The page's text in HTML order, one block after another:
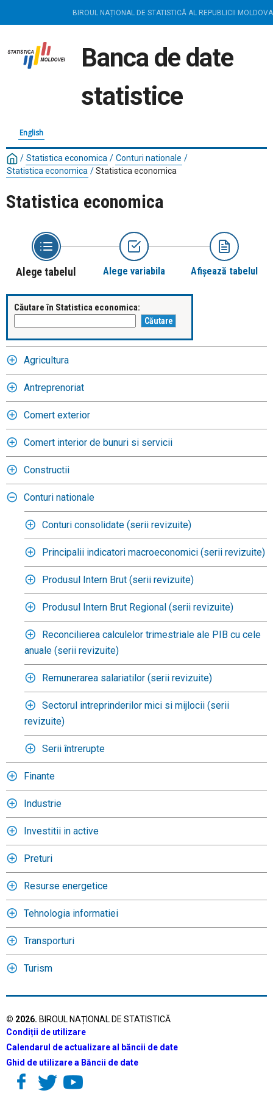
BIROUL NAȚIONAL DE STATISTICĂ AL REPUBLICII MOLDOVA
Banca de date
statistice
English
/ Statistica economica / Conturi nationale /
Statistica economica /Statistica economica
Statistica economica
Alege tabelul Alege variabila Afișează tabelul
Căutare în Statistica economica:
Agricultura
Antreprenoriat
Comert exterior
Comert interior de bunuri si servicii
Constructii
Conturi nationale
Conturi consolidate (serii revizuite)
Principalii indicatori macroeconomici (serii revizuite)
Produsul Intern Brut (serii revizuite)
Produsul Intern Brut Regional (serii revizuite)
Reconcilierea calculelor trimestriale ale PIB cu cele
anuale (serii revizuite)
Remunerarea salariatilor (serii revizuite)
Sectorul intreprinderilor mici si mijlocii (serii
revizuite)
Serii întrerupte
Finante
Industrie
Investitii in active
Preturi
Resurse energetice
Tehnologia informatiei
Transporturi
Turism
© 2026. BIROUL NAȚIONAL DE STATISTICĂ
Condiții de utilizare
Calendarul de actualizare al băncii de date
Ghid de utilizare a Băncii de date